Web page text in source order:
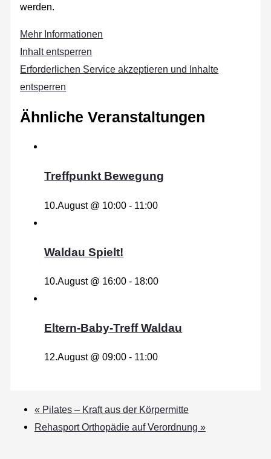
werden.
Mehr Informationen
Inhalt entsperren
Erforderlichen Service akzeptieren und Inhalte
entsperren
Ähnliche Veranstaltungen
Treffpunkt Bewegung
10.August @ 10:00 - 11:00
Waldau Spielt!
10.August @ 16:00 - 18:00
Eltern-Baby-Treff Waldau
12.August @ 09:00 - 11:00
« Pilates – Kraft aus der Körpermitte
Rehasport Orthopädie auf Verordnung »